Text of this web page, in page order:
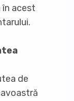
în acest
de